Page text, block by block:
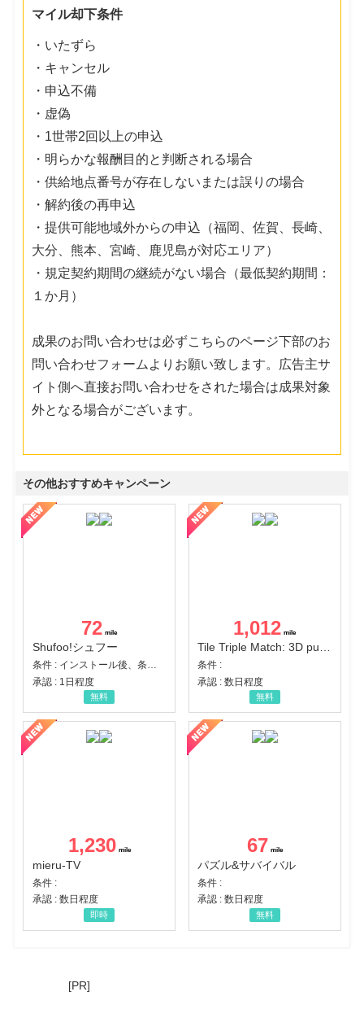
マイル却下条件
・いたずら
・キャンセル
・申込不備
・虚偽
・1世帯2回以上の申込
・明らかな報酬目的と判断される場合
・供給地点番号が存在しないまたは誤りの場合
・解約後の再申込
・提供可能地域外からの申込（福岡、佐賀、長崎、
大分、熊本、宮崎、鹿児島が対応エリア）
・規定契約期間の継続がない場合（最低契約期間：
１か月）
成果のお問い合わせは必ずこちらのページ下部のお
問い合わせフォームよりお願い致します。広告主サ
イト側へ直接お問い合わせをされた場合は成果対象
外となる場合がございます。
その他おすすめキャンペーン
72
Shufoo!シュフー
条件 : インストール後、条件達成
承認 : 1日程度
無料
1,012
Tile Triple Match: 3D puzzle
条件 :
承認 : 数日程度
無料
1,230
mieru-TV
条件 :
承認 : 数日程度
即時
67
パズル&サバイバル
条件 :
承認 : 数日程度
無料
[PR]